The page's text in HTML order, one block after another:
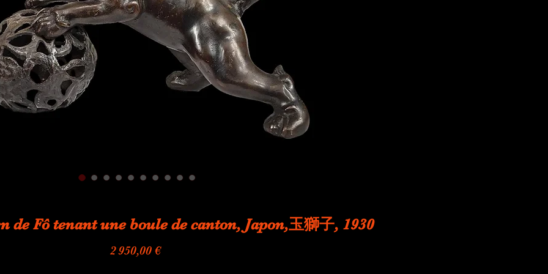
de Fô tenant une boule de canton, Japon,玉獅子, 1930
2 950,00 €Prix